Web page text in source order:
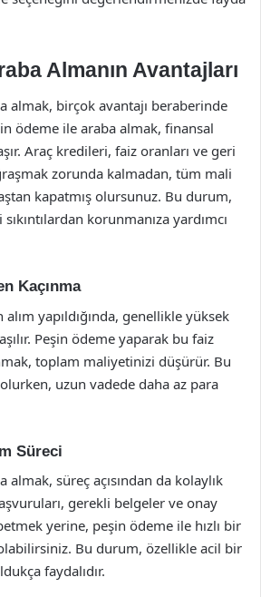
Almanın Avantajları
almak, birçok avantajı beraberinde
ödeme ile araba almak, finansal
Araç kredileri, faiz oranları ve geri
zorunda kalmadan, tüm mali
kapatmış olursunuz. Bu durum,
korunmanıza yardımcı
Kaçınma
yapıldığında, genellikle yüksek
Peşin ödeme yaparak bu faiz
toplam maliyetinizi düşürür. Bu
uzun vadede daha az para
Süreci
almak, süreç açısından da kolaylık
gerekli belgeler ve onay
yerine, peşin ödeme ile hızlı bir
Bu durum, özellikle acil bir
faydalıdır.